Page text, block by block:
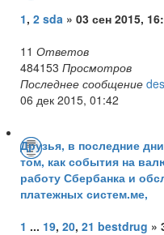
1, 2 sda » 03 сен 2015,
11 Ответов
484153 Просмотров
Последнее сообщение
06 дек 2015, 01:42
Друзья, в последние
том, как события на
работу Сбербанка и
платежных систем.ме,
1 ... 19, 20, 21 bestdrug »